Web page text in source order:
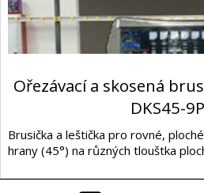
Ořezávací a skosená
DKS45-
Brusička a leštička pro rovné,
hrany (45°) na různých tlouštka